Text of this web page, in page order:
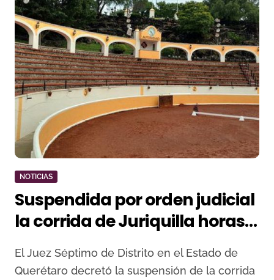
NOTICIAS
Suspendida por orden judicial
la corrida de Juriquilla horas
antes de su celebración
El Juez Séptimo de Distrito en el Estado de
Querétaro decretó la suspensión de la corrida